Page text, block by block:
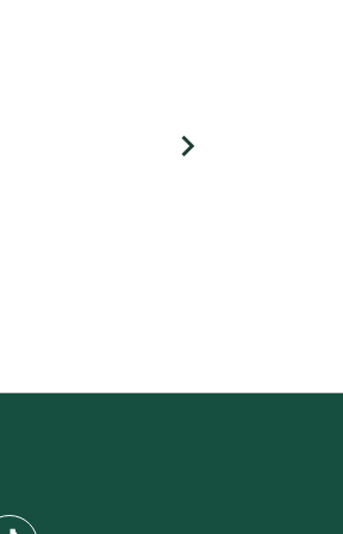
keyboard_arrow_right